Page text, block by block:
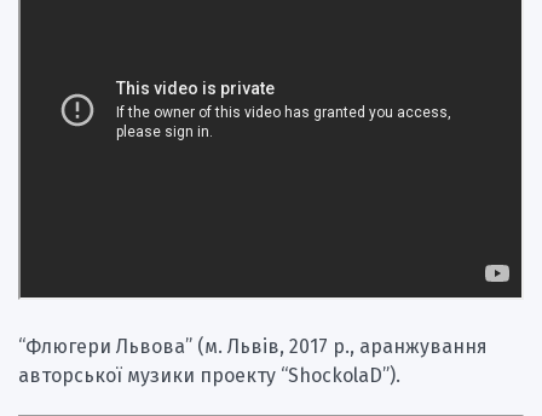
“Флюгери Львова” (м. Львів, 2017 р., аранжування
авторської музики проекту “ShockolaD”).